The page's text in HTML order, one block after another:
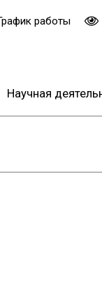
работы
Научная